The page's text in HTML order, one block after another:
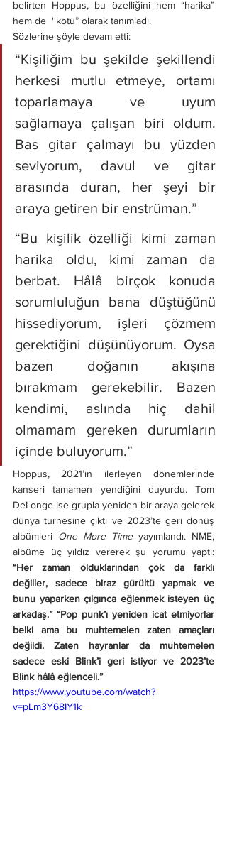
belirten Hoppus, bu özelliğini hem “harika”
hem de  ''kötü” olarak tanımladı.
Sözlerine şöyle devam etti:
“Kişiliğim bu şekilde şekillendi
herkesi mutlu etmeye, ortamı
toparlamaya ve uyum
sağlamaya çalışan biri oldum.
Bas gitar çalmayı bu yüzden
seviyorum, davul ve gitar
arasında duran, her şeyi bir
araya getiren bir enstrüman.”
“Bu kişilik özelliği kimi zaman
harika oldu, kimi zaman da
berbat. Hâlâ birçok konuda
sorumluluğun bana düştüğünü
hissediyorum, işleri çözmem
gerektiğini düşünüyorum. Oysa
bazen doğanın akışına
bırakmam gerekebilir. Bazen
kendimi, aslında hiç dahil
olmamam gereken durumların
içinde buluyorum.”
Hoppus, 2021’in ilerleyen dönemlerinde
kanseri tamamen yendiğini duyurdu. Tom
DeLonge ise grupla yeniden bir araya gelerek
dünya turnesine çıktı ve 2023’te geri dönüş
albümleri One More Time yayımlandı. NME,
“Her zaman olduklarından çok da farklı
değiller, sadece biraz gürültü yapmak ve
bunu yaparken çılgınca eğlenmek isteyen üç
arkadaş.” “Pop punk’ı yeniden icat etmiyorlar
belki ama bu muhtemelen zaten amaçları
değildi. Zaten hayranlar da muhtemelen
sadece eski Blink’i geri istiyor ve 2023’te
Blink hâlâ eğlenceli.”
https://www.youtube.com/watch?
v=pLm3Y68IY1k